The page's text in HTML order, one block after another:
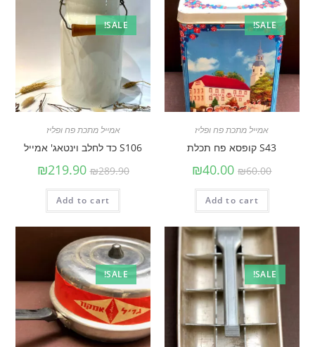
SALE!
אמייל מתכת פח ופליז
S43 קופסא פח תכלת
₪60.00
₪40.00
Add to cart
SALE!
אמייל מתכת פח ופליז
S106 כד לחלב וינטאג' אמייל
₪289.90
₪219.90
Add to cart
SALE!
SALE!